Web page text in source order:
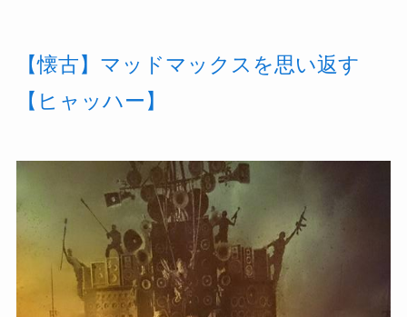
【懐古】マッドマックスを思い返す
【ヒャッハー】